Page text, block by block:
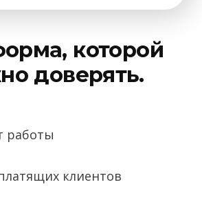
которой
доверять.
работы
клиентов